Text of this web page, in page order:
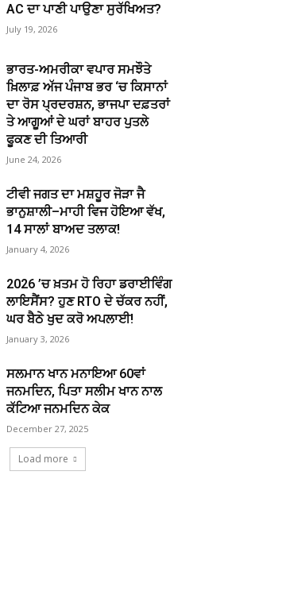
AC ਦਾ ਪਾਣੀ ਪਾਉਣਾ ਸੁਰੱਖਿਅਤ?
July 19, 2026
ਭਾਰਤ-ਅਮਰੀਕਾ ਵਪਾਰ ਸਮਝੌਤੇ
ਖ਼ਿਲਾਫ਼ ਅੱਜ ਪੰਜਾਬ ਭਰ ‘ਚ ਕਿਸਾਨਾਂ
ਦਾ ਰੋਸ ਪ੍ਰਦਰਸ਼ਨ, ਭਾਜਪਾ ਦਫ਼ਤਰਾਂ
ਤੇ ਆਗੂਆਂ ਦੇ ਘਰਾਂ ਬਾਹਰ ਪੁਤਲੇ
ਫੂਕਣ ਦੀ ਤਿਆਰੀ
June 24, 2026
ਟੀਵੀ ਜਗਤ ਦਾ ਮਸ਼ਹੂਰ ਜੋੜਾ ਜੈ
ਭਾਨੁਸ਼ਾਲੀ–ਮਾਹੀ ਵਿਜ ਹੋਇਆ ਵੱਖ,
14 ਸਾਲਾਂ ਬਾਅਦ ਤਲਾਕ!
January 4, 2026
2026 ’ਚ ਖ਼ਤਮ ਹੋ ਰਿਹਾ ਡਰਾਈਵਿੰਗ
ਲਾਇਸੈਂਸ? ਹੁਣ RTO ਦੇ ਚੱਕਰ ਨਹੀਂ,
ਘਰ ਬੈਠੇ ਖੁਦ ਕਰੋ ਅਪਲਾਈ!
January 3, 2026
ਸਲਮਾਨ ਖਾਨ ਮਨਾਇਆ 60ਵਾਂ
ਜਨਮਦਿਨ, ਪਿਤਾ ਸਲੀਮ ਖਾਨ ਨਾਲ
ਕੱਟਿਆ ਜਨਮਦਿਨ ਕੇਕ
December 27, 2025
Load more